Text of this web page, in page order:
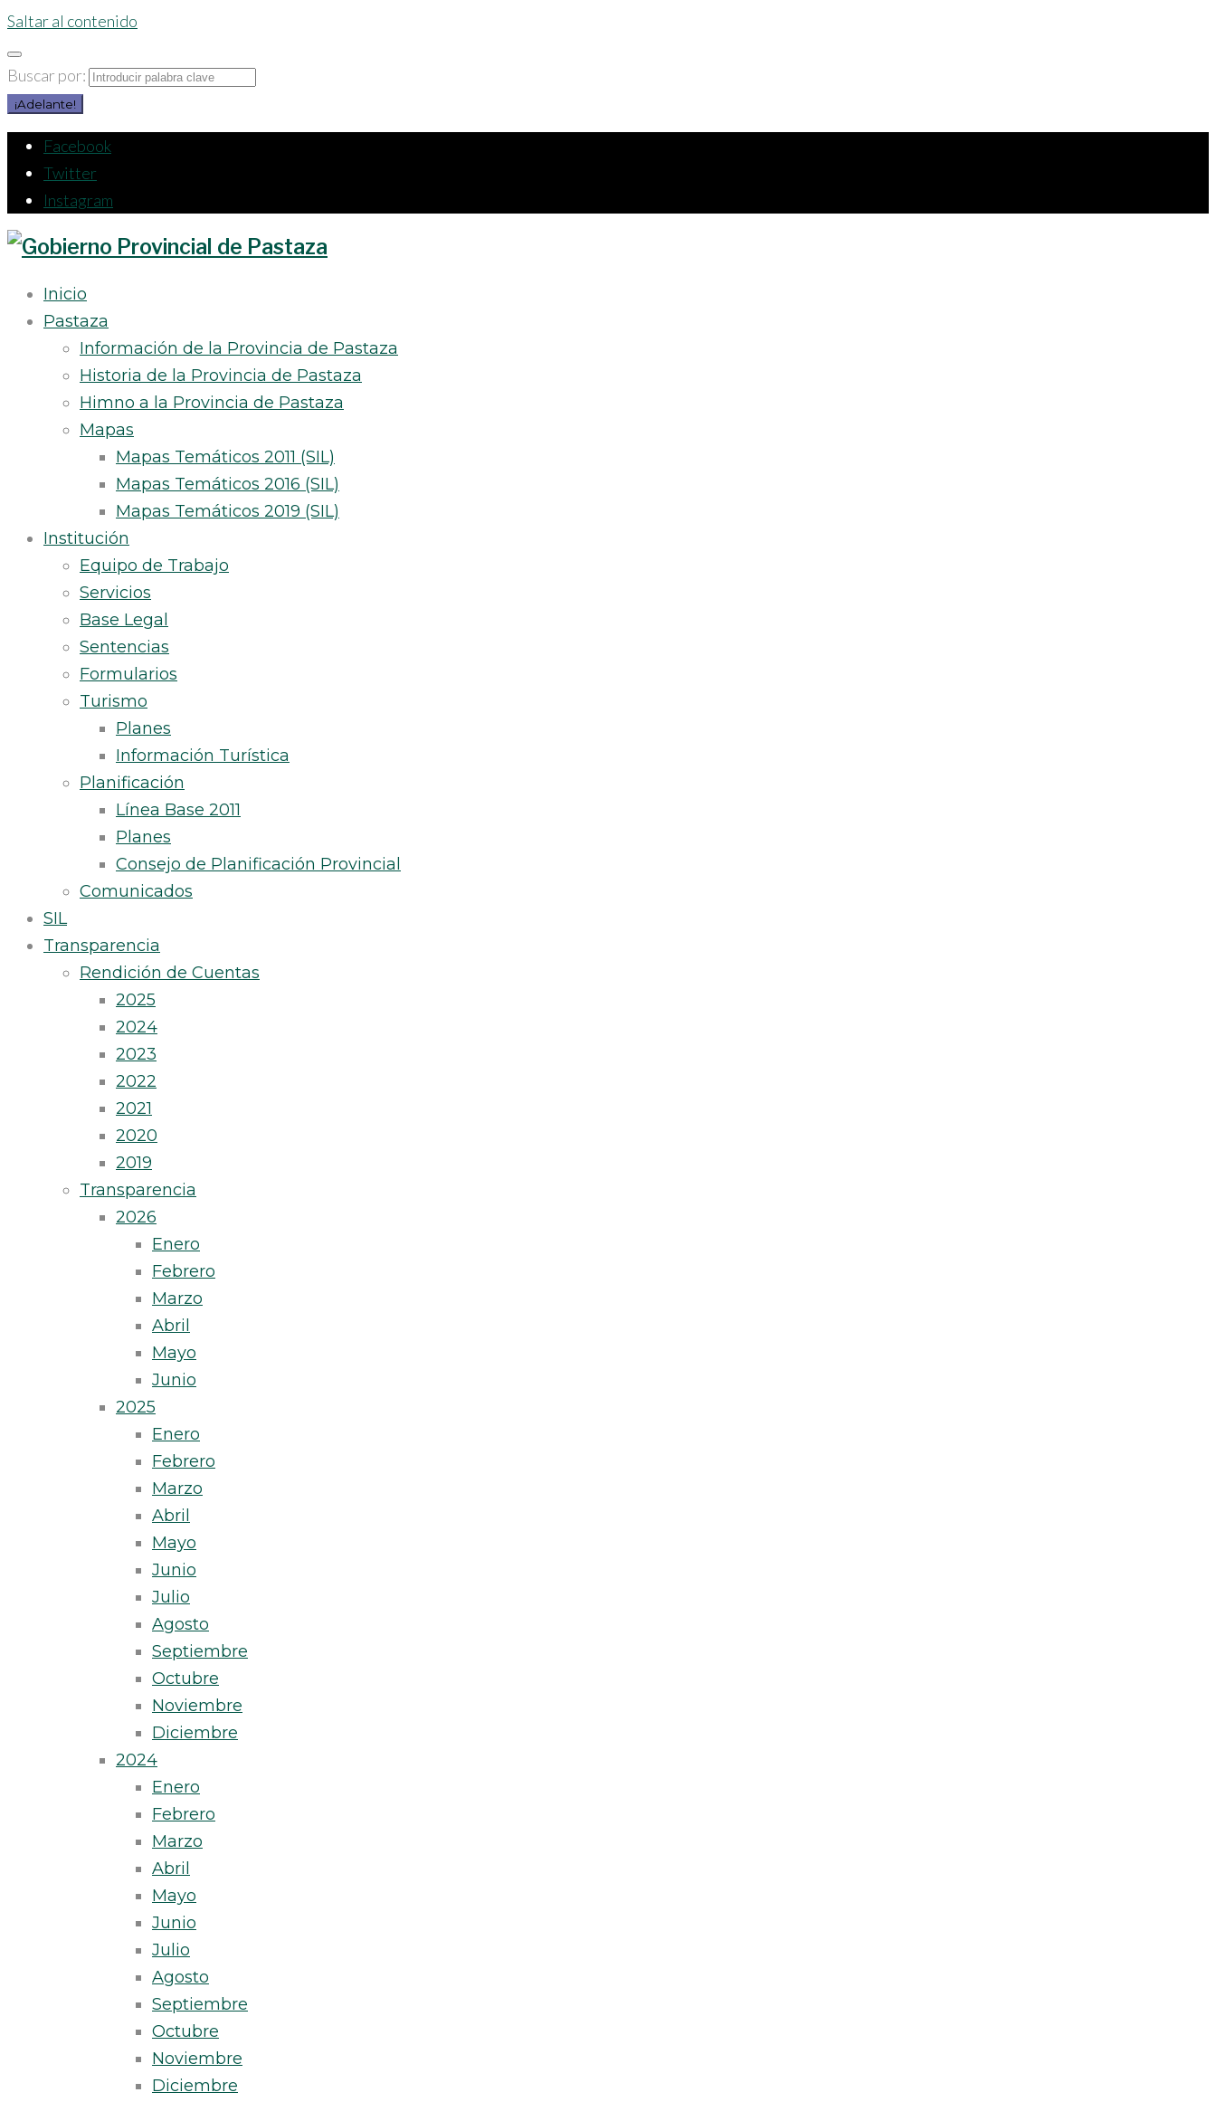
Saltar al contenido
Buscar por:
¡Adelante!
Facebook
Twitter
Instagram
Inicio
Pastaza
Información de la Provincia de Pastaza
Historia de la Provincia de Pastaza
Himno a la Provincia de Pastaza
Mapas
Mapas Temáticos 2011 (SIL)
Mapas Temáticos 2016 (SIL)
Mapas Temáticos 2019 (SIL)
Institución
Equipo de Trabajo
Servicios
Base Legal
Sentencias
Formularios
Turismo
Planes
Información Turística
Planificación
Línea Base 2011
Planes
Consejo de Planificación Provincial
Comunicados
SIL
Transparencia
Rendición de Cuentas
2025
2024
2023
2022
2021
2020
2019
Transparencia
2026
Enero
Febrero
Marzo
Abril
Mayo
Junio
2025
Enero
Febrero
Marzo
Abril
Mayo
Junio
Julio
Agosto
Septiembre
Octubre
Noviembre
Diciembre
2024
Enero
Febrero
Marzo
Abril
Mayo
Junio
Julio
Agosto
Septiembre
Octubre
Noviembre
Diciembre